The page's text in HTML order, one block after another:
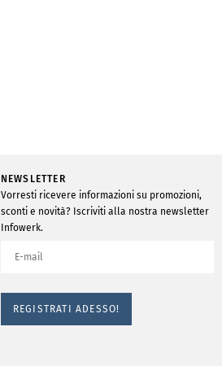
NEWSLETTER
Vorresti ricevere informazioni su promozioni,
sconti e novità? Iscriviti alla nostra newsletter
Infowerk.
REGISTRATI ADESSO!